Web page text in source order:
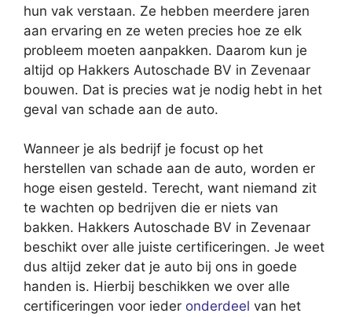
hun vak verstaan. Ze hebben meerdere jaren
aan ervaring en ze weten precies hoe ze elk
probleem moeten aanpakken. Daarom kun je
altijd op Hakkers Autoschade BV in Zevenaar
bouwen. Dat is precies wat je nodig hebt in het
geval van schade aan de auto.
Wanneer je als bedrijf je focust op het
herstellen van schade aan de auto, worden er
hoge eisen gesteld. Terecht, want niemand zit
te wachten op bedrijven die er niets van
bakken. Hakkers Autoschade BV in Zevenaar
beschikt over alle juiste certificeringen. Je weet
dus altijd zeker dat je auto bij ons in goede
handen is. Hierbij beschikken we over alle
certificeringen voor ieder onderdeel van het